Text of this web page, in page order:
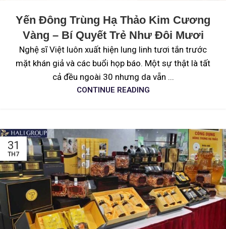
Yến Đông Trùng Hạ Thảo Kim Cương
Vàng – Bí Quyết Trẻ Như Đôi Mươi
Nghệ sĩ Việt luôn xuất hiện lung linh tươi tắn trước
mặt khán giả và các buổi họp báo. Một sự thật là tất
cả đều ngoài 30 nhưng da vẵn ...
CONTINUE READING
31
TH7